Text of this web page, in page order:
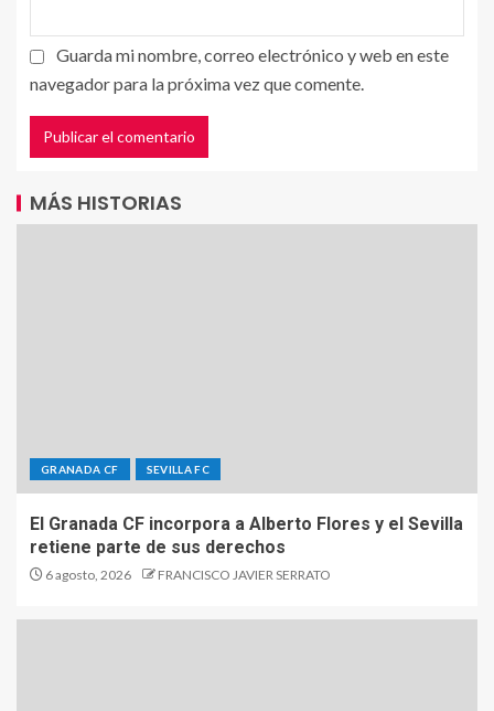
Guarda mi nombre, correo electrónico y web en este
navegador para la próxima vez que comente.
MÁS HISTORIAS
GRANADA CF SEVILLA FC
El Granada CF incorpora a Alberto Flores y el Sevilla
retiene parte de sus derechos
6 agosto, 2026 FRANCISCO JAVIER SERRATO